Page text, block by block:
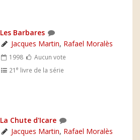
Les Barbares
Jacques Martin, Rafael Moralès
1998
Aucun vote
21e livre de la série
La Chute d'Icare
Jacques Martin, Rafael Moralès